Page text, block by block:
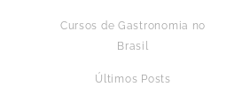
Cursos de Gastronomia no
Brasil
Últimos Posts